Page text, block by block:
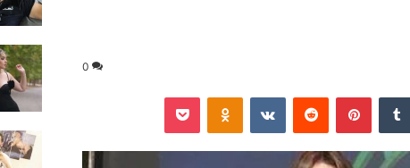
0
‏Tumblr بينتيريست ‏Reddit
‏VKontakte
Odnoklassniki
‫Pocket